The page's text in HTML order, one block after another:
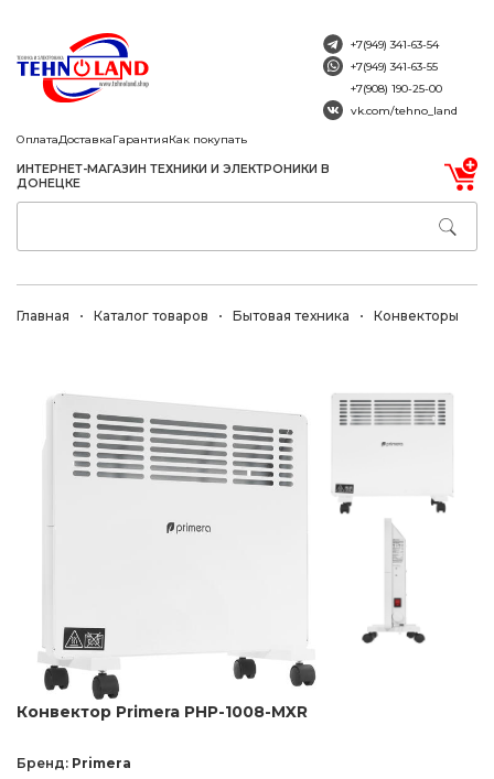
ОплатаДоставкаГарантияКак покупать
ИНТЕРНЕТ-МАГАЗИН ТЕХНИКИ И ЭЛЕКТРОНИКИ В
ДОНЕЦКЕ
+7(949) 341-63-54
+7(949) 341-63-55
+7(908) 190-25-00
vk.com/tehno_land
Главная Каталог товаров Бытовая техника Конвекторы
Конвектор Primera PHP-1008-MXR
Бренд: Primera